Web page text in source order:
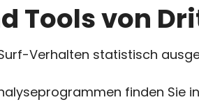
Tools von
Verhalten statistisch
finden Sie